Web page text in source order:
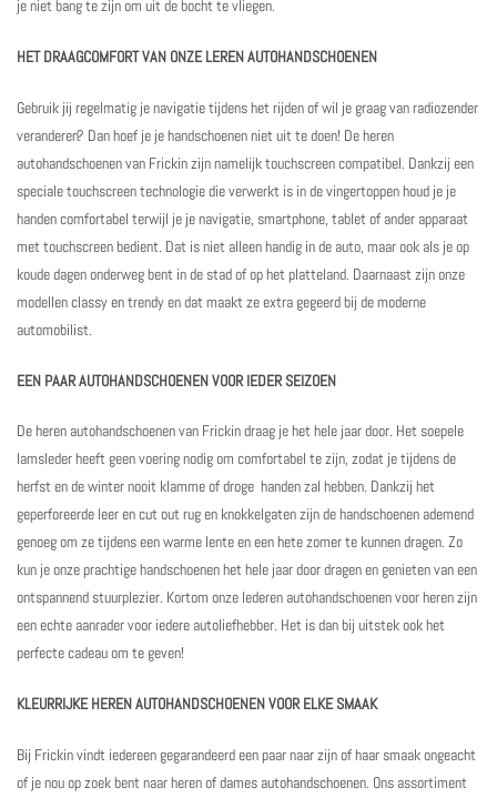
je niet bang te zijn om uit de bocht te vliegen.
HET DRAAGCOMFORT VAN ONZE LEREN AUTOHANDSCHOENEN
Gebruik jij regelmatig je navigatie tijdens het rijden of wil je graag van radiozender
veranderen? Dan hoef je je handschoenen niet uit te doen! De heren
autohandschoenen van Frickin zijn namelijktouchscreen compatibel. Dankzij een
speciale touchscreen technologie die verwerkt is in de vingertoppen houd je je
handen comfortabel terwijl je je navigatie, smartphone, tablet of ander apparaat
met touchscreen bedient. Dat is niet alleen handig in de auto, maar ook als je op
koude dagen onderweg bent in de stad of op het platteland. Daarnaast zijn onze
modellen classy en trendy en dat maakt ze extra gegeerd bij de moderne
automobilist.
EEN PAAR AUTOHANDSCHOENEN VOOR IEDER SEIZOEN
De heren autohandschoenen van Frickin draag je het hele jaar door. Het soepele
lamsleder heeft geen voering nodig om comfortabel te zijn, zodat je tijdens de
herfst en de winter nooit klamme of droge handen zal hebben. Dankzij het
geperforeerde leer en cut out rug en knokkelgaten zijn de handschoenen ademend
genoeg om ze tijdens een warme lente en een hete zomer te kunnen dragen. Zo
kun je onze prachtige handschoenen het hele jaar door dragen en genieten van een
ontspannend stuurplezier. Kortom onze lederen autohandschoenen voor heren zijn
een echte aanrader voor iedere autoliefhebber. Het is dan bij uitstek ook het
perfecte cadeau om te geven!
KLEURRIJKE HEREN AUTOHANDSCHOENEN VOOR ELKE SMAAK
Bij Frickin vindt iedereen gegarandeerd een paar naar zijn ofhaar smaak ongeacht
of je nou op zoek bent naar heren ofdames autohandschoenen. Ons assortiment